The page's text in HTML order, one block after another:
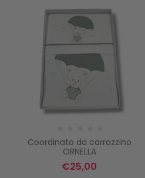
Coordinato da carrozzino
ORNELLA
€25,00